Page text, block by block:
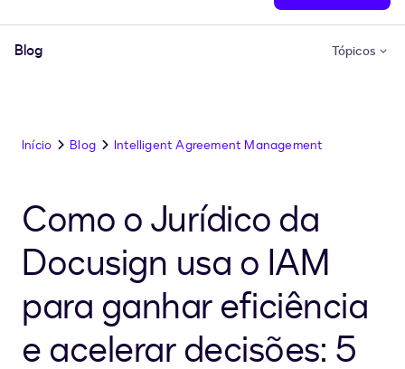
Blog Tópicos
Início Blog Intelligent Agreement Management
Como o Jurídico da
Docusign usa o IAM
para ganhar eficiência
e acelerar decisões: 5